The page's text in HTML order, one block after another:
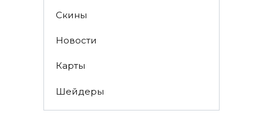
Скины
Новости
Карты
Шейдеры